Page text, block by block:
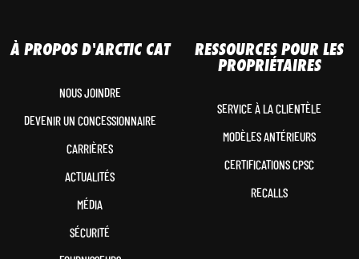
À PROPOS D'ARCTIC CAT
NOUS JOINDRE
DEVENIR UN CONCESSIONNAIRE
CARRIÈRES
ACTUALITÉS
MÉDIA
SÉCURITÉ
RESSOURCES POUR LES
PROPRIÉTAIRES
SERVICE À LA CLIENTÈLE
MODÈLES ANTÉRIEURS
CERTIFICATIONS CPSC
RECALLS